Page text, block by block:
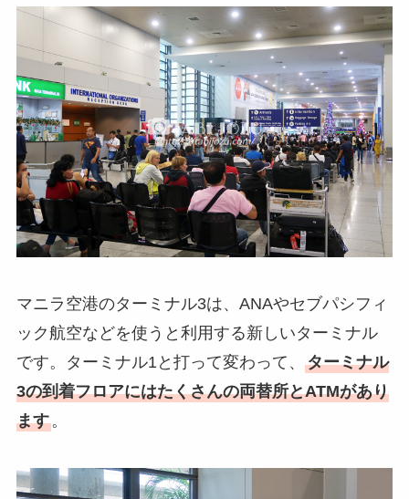
マニラ空港のターミナル3は、ANAやセブパシフィ
ック航空などを使うと利用する新しいターミナル
です。ターミナル1と打って変わって、 ターミナル
3の到着フロアにはたくさんの両替所とATMがあり
ます。